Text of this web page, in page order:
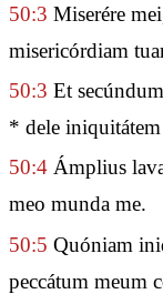
50:3 Miserére
misericórdiam
50:3 Et
* dele iniquitátem
50:4 Ámplius
meo munda me.
50:5 Quóniam
peccátum meum